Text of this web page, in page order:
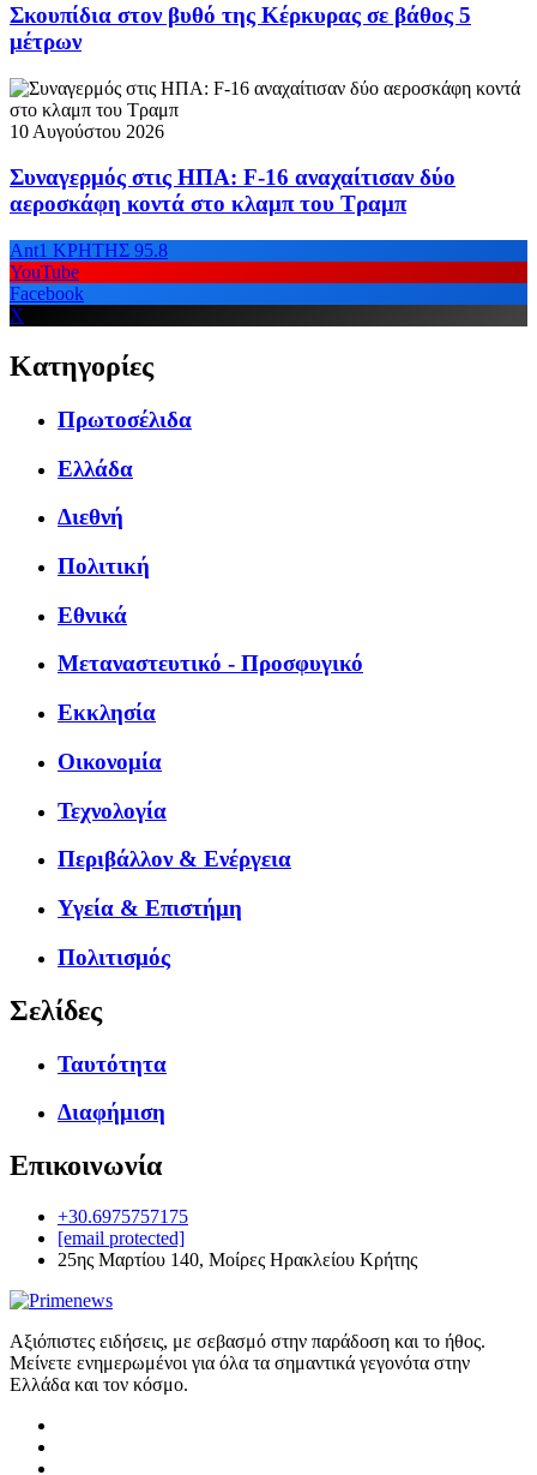
Σκουπίδια στον βυθό της Κέρκυρας σε βάθος 5
μέτρων
10 Αυγούστου 2026
Συναγερμός στις ΗΠΑ: F-16 αναχαίτισαν δύο
αεροσκάφη κοντά στο κλαμπ του Τραμπ
Ant1 ΚΡΗΤΗΣ 95.8
YouTube
Facebook
X
Κατηγορίες
Πρωτοσέλιδα
Ελλάδα
Διεθνή
Πολιτική
Εθνικά
Μεταναστευτικό - Προσφυγικό
Εκκλησία
Οικονομία
Τεχνολογία
Περιβάλλον & Ενέργεια
Υγεία & Επιστήμη
Πολιτισμός
Σελίδες
Ταυτότητα
Διαφήμιση
Επικοινωνία
+30.6975757175
[email protected]
25ης Μαρτίου 140, Μοίρες Ηρακλείου Κρήτης
Αξιόπιστες ειδήσεις, με σεβασμό στην παράδοση και το ήθος.
Μείνετε ενημερωμένοι για όλα τα σημαντικά γεγονότα στην
Ελλάδα και τον κόσμο.